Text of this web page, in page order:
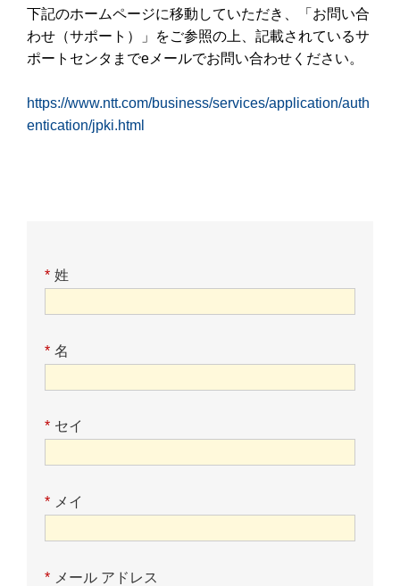
下記のホームページに移動していただき、「お問い合
わせ（サポート）」をご参照の上、記載されているサ
ポートセンタまでeメールでお問い合わせください。
https://www.ntt.com/business/services/application/auth
entication/jpki.html
* 姓
* 名
* セイ
* メイ
* メール アドレス